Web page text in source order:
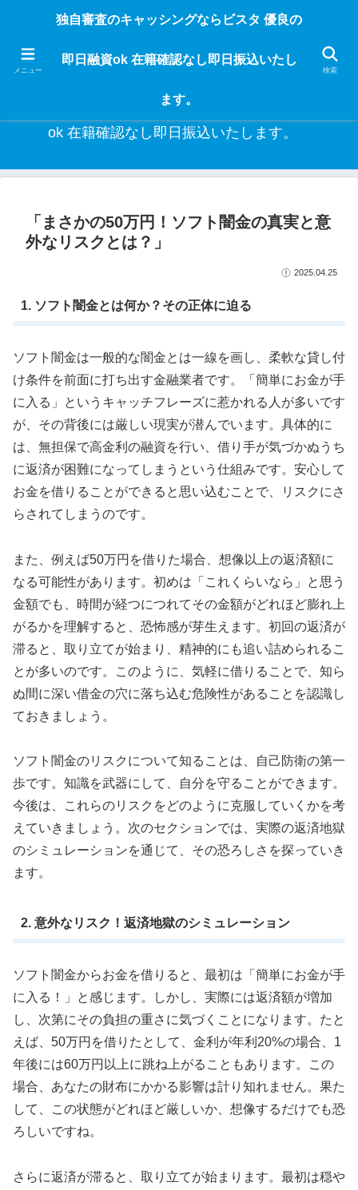
独自審査のフリーローンならビスタなら24時間365日 在籍確認なしで借りれる
な入用があっても安心！融資率97％！仕事をしている人ならブラックでも給料
日返済の１ヶ月融資で借りられるから安心！
独自審査のキャッシングならビスタ 優良の即日融資
ok 在籍確認なし即日振込いたします。
「まさかの50万円！ソフト闇金の真実と意
外なリスクとは？」
2025.04.25
1. ソフト闇金とは何か？その正体に迫る
ソフト闇金は一般的な闇金とは一線を画し、柔軟な貸し付
け条件を前面に打ち出す金融業者です。「簡単にお金が手
に入る」というキャッチフレーズに惹かれる人が多いです
が、その背後には厳しい現実が潜んでいます。具体的に
は、無担保で高金利の融資を行い、借り手が気づかぬうち
に返済が困難になってしまうという仕組みです。安心して
お金を借りることができると思い込むことで、リスクにさ
らされてしまうのです。
また、例えば50万円を借りた場合、想像以上の返済額に
なる可能性があります。初めは「これくらいなら」と思う
金額でも、時間が経つにつれてその金額がどれほど膨れ上
がるかを理解すると、恐怖感が芽生えます。初回の返済が
滞ると、取り立てが始まり、精神的にも追い詰められるこ
とが多いのです。このように、気軽に借りることで、知ら
ぬ間に深い借金の穴に落ち込む危険性があることを認識し
ておきましょう。
ソフト闇金のリスクについて知ることは、自己防衛の第一
歩です。知識を武器にして、自分を守ることができます。
今後は、これらのリスクをどのように克服していくかを考
えていきましょう。次のセクションでは、実際の返済地獄
のシミュレーションを通じて、その恐ろしさを探っていき
ます。
2. 意外なリスク！返済地獄のシミュレーション
ソフト闇金からお金を借りると、最初は「簡単にお金が手
に入る！」と感じます。しかし、実際には返済額が増加
し、次第にその負担の重さに気づくことになります。たと
えば、50万円を借りたとして、金利が年利20%の場合、1
年後には60万円以上に跳ね上がることもあります。この
場合、あなたの財布にかかる影響は計り知れません。果た
して、この状態がどれほど厳しいか、想像するだけでも恐
ろしいですね。
さらに返済が滞ると、取り立てが始まります。最初は穏や
メニュー
独自審査のキャッシングならビスタ 優良の
即日融資ok 在籍確認なし即日振込いたし
ます。
検索